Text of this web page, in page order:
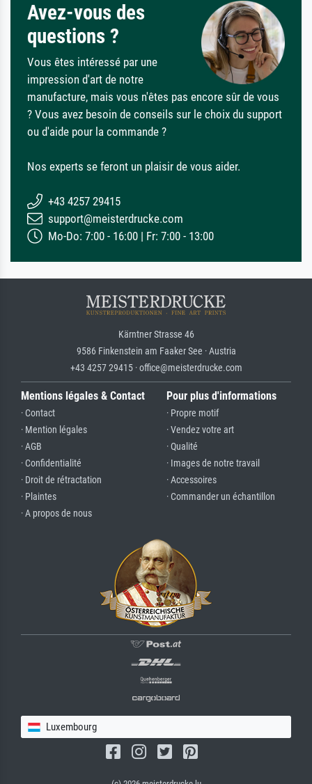
Avez-vous des
questions ?
Vous êtes intéressé par une
impression d'art de notre
manufacture, mais vous n'êtes pas encore sûr de vous
? Vous avez besoin de conseils sur le choix du support
ou d'aide pour la commande ?
Nos experts se feront un plaisir de vous aider.
+43 4257 29415
support@meisterdrucke.com
Mo-Do: 7:00 - 16:00 | Fr: 7:00 - 13:00
Kärntner Strasse 46
9586 Finkenstein am Faaker See · Austria
+43 4257 29415 · office@meisterdrucke.com
Mentions légales & Contact
· Contact
· Mention légales
· AGB
· Confidentialité
· Droit de rétractation
· Plaintes
· A propos de nous
Pour plus d'informations
· Propre motif
· Vendez votre art
· Qualité
· Images de notre travail
· Accessoires
· Commander un échantillon
Luxembourg